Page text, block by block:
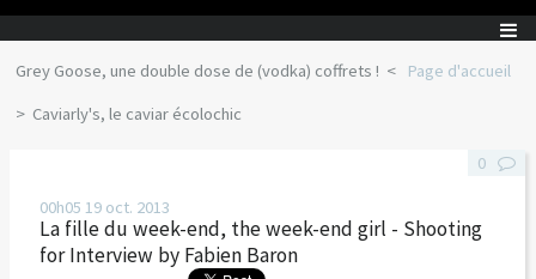
Grey Goose, une double dose de (vodka) coffrets !
Page d'accueil
Caviarly's, le caviar écolochic
00h05 19 oct. 2013
La fille du week-end, the week-end girl - Shooting
for Interview by Fabien Baron
0